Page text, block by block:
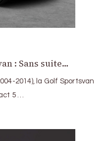
: Sans suite…
2014), la Golf Sportsvan
5 …